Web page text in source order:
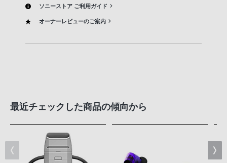
ソニーストア ご利用ガイド
オーナーレビューのご案内
最近チェックした商品の傾向から